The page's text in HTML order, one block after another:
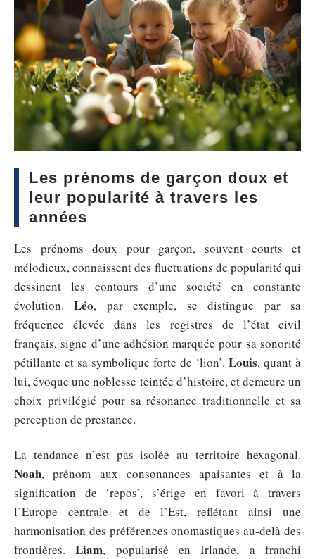
Les prénoms de garçon doux et
leur popularité à travers les
années
Les prénoms doux pour garçon, souvent courts et
mélodieux, connaissent des fluctuations de popularité qui
dessinent les contours d’une société en constante
évolution.Léo, par exemple, se distingue par sa
fréquence élevée dans les registres de l’état civil
français, signe d’une adhésion marquée pour sa sonorité
pétillante et sa symbolique forte de ‘lion’. Louis, quant à
lui, évoque une noblesse teintée d’histoire, et demeure un
choix privilégié pour sa résonance traditionnelle et sa
perception de prestance.
La tendance n’est pas isolée au territoire hexagonal.
Noah, prénom aux consonances apaisantes et à la
signification de ‘repos’, s’érige en favori à travers
l’Europe centrale et de l’Est, reflétant ainsi une
harmonisation des préférences onomastiques au-delà des
frontières.Liam, popularisé en Irlande, a franchi